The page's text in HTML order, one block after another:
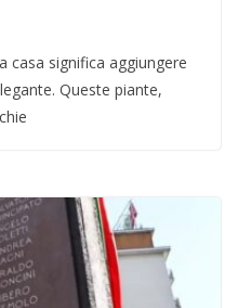
casa significa aggiungere
Queste piante,